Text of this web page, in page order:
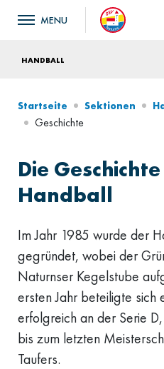
HANDBALL
Startseite Sektionen
Geschichte
Die
Handball
Im Jahr 1985 wurde der
gegründet, wobei der
Naturnser Kegelstube
ersten Jahr beteiligte sich
erfolgreich an der Serie
bis zum letzten
Taufers.